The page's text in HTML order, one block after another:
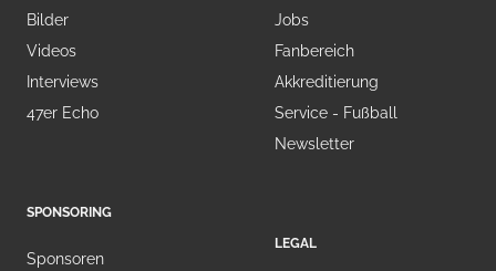
Bilder
Videos
Interviews
47er Echo
SPONSORING
Sponsoren
Jobs
Fanbereich
Akkreditierung
Service - Fußball
Newsletter
LEGAL